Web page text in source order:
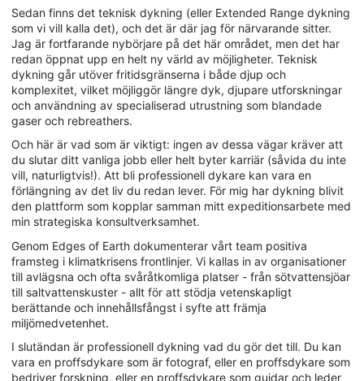
Sedan finns det teknisk dykning (eller Extended Range dykning
som vi vill kalla det), och det är där jag för närvarande sitter.
Jag är fortfarande nybörjare på det här området, men det har
redan öppnat upp en helt ny värld av möjligheter. Teknisk
dykning går utöver fritidsgränserna i både djup och
komplexitet, vilket möjliggör längre dyk, djupare utforskningar
och användning av specialiserad utrustning som blandade
gaser och rebreathers.
Och här är vad som är viktigt: ingen av dessa vägar kräver att
du slutar ditt vanliga jobb eller helt byter karriär (såvida du inte
vill, naturligtvis!). Att bli professionell dykare kan vara en
förlängning av det liv du redan lever. För mig har dykning blivit
den plattform som kopplar samman mitt expeditionsarbete med
min strategiska konsultverksamhet.
Genom Edges of Earth dokumenterar vårt team positiva
framsteg i klimatkrisens frontlinjer. Vi kallas in av organisationer
till avlägsna och ofta svåråtkomliga platser - från sötvattensjöar
till saltvattenskuster - allt för att stödja vetenskapligt
berättande och innehållsfångst i syfte att främja
miljömedvetenhet.
I slutändan är professionell dykning vad du gör det till. Du kan
vara en proffsdykare som är fotograf, eller en proffsdykare som
bedriver forskning, eller en proffsdykare som guidar och leder